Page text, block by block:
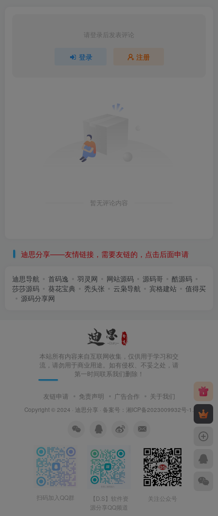
请登录后发表评论
登录 注册
暂无评论内容
迪思分享——友情链接，需要友链的，点击后面申请
迪思导航 首码逸 羽灵网 网站源码 源码哥
酷源码
莎莎源码
葵花宝典 秃头张 云枭导航 宾格建站
值得买
源码分享网
本站所有内容来自互联网收集，仅供用于学习和交
流，请勿用于商业用途。如有侵权、不妥之处，请
第一时间联系我们删除！
友链申请 免责声明 广告合作 关于我们
Copyright © 2024 · 迪思分享 · 备案号： 湘ICP备2023009932号-1
扫码加入QQ群
【D.S】软件资
源分享QQ频道
关注公众号